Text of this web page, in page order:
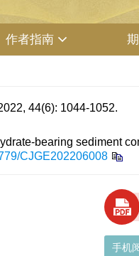
作者指南
44(6): 1044-1052.
bearing sediment
CJGE202206008
手机